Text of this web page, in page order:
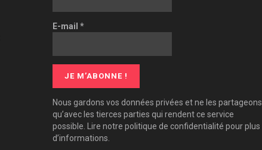
E-mail *
Nous gardons vos données privées et ne les partageons
qu’avec les tierces parties qui rendent ce service
possible. Lire notre politique de confidentialité pour plus
d’informations.